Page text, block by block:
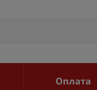
Оплата